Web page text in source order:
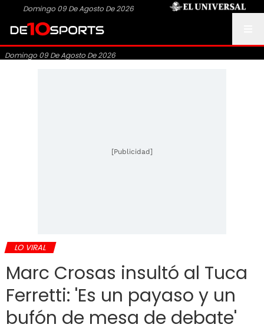
Domingo 09 De Agosto De 2026
Domingo 09 De Agosto De 2026
[Publicidad]
LO VIRAL
Marc Crosas insultó al Tuca
Ferretti: 'Es un payaso y un
bufón de mesa de debate'